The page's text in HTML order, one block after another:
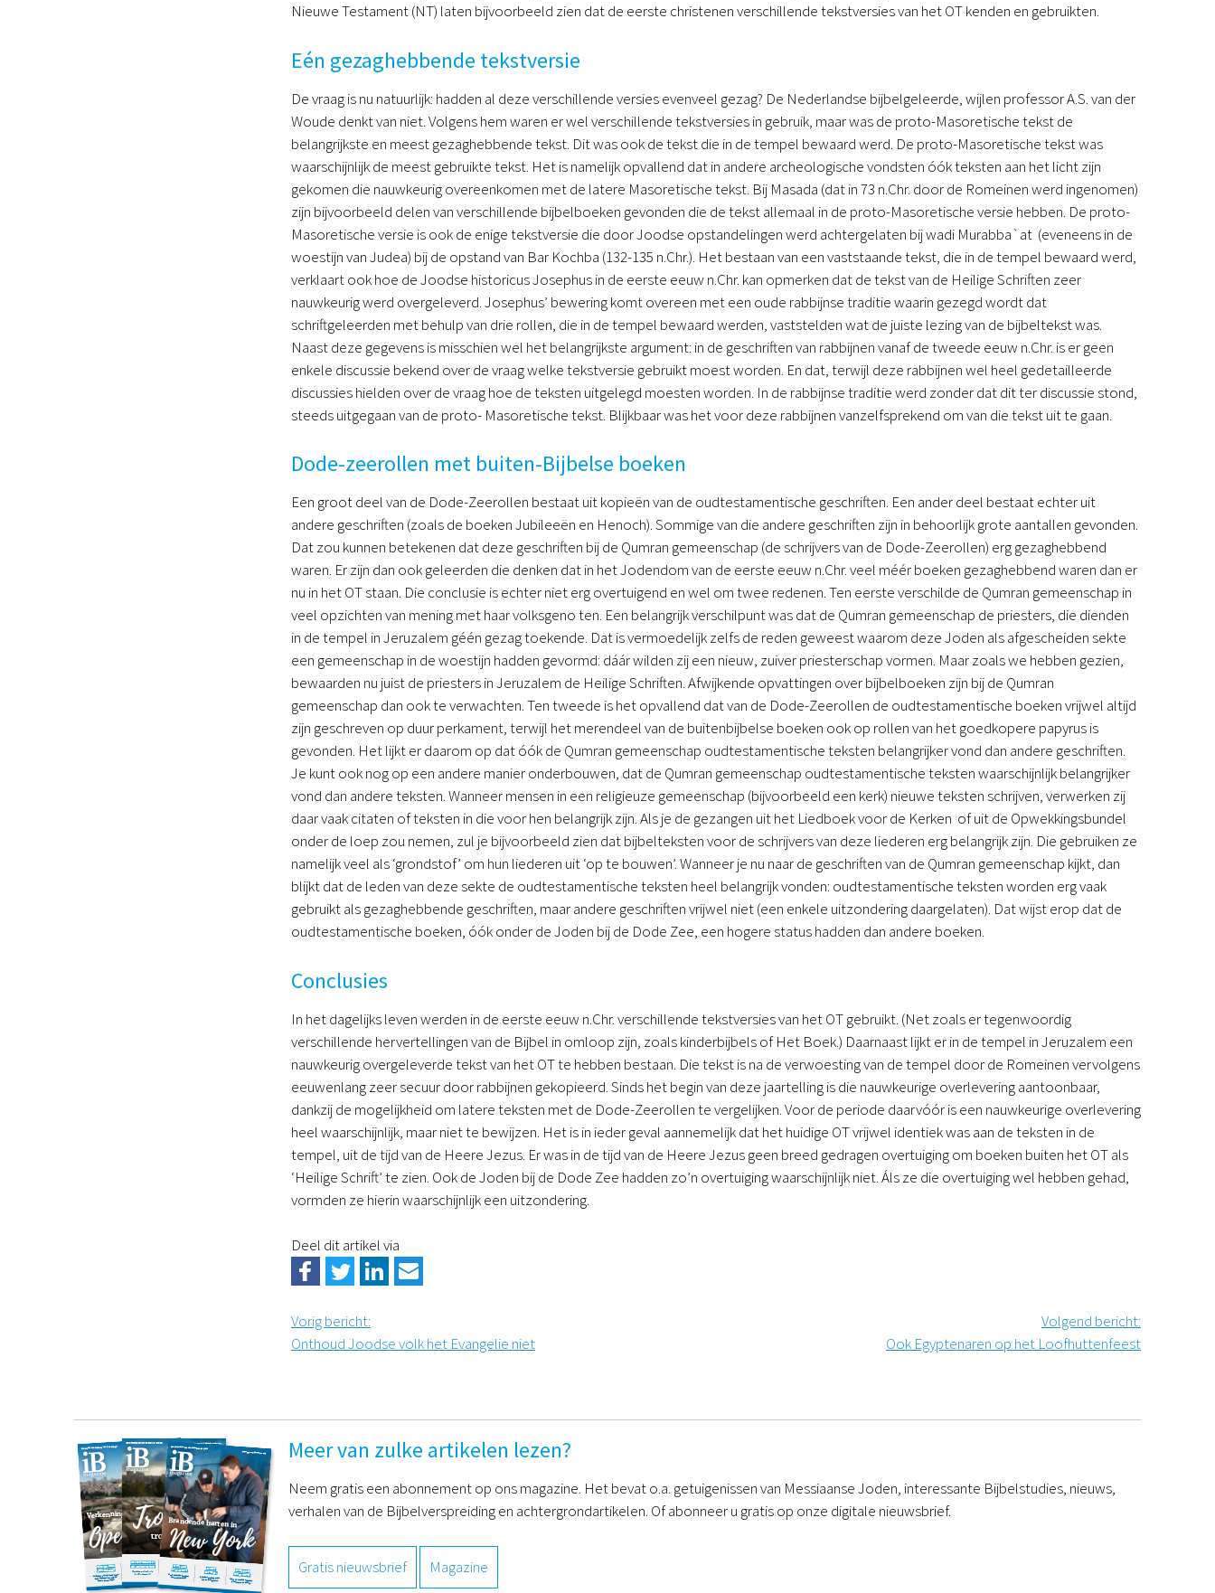
Nieuwe Testament (NT) laten bijvoorbeeld zien dat de eerste christenen verschillende tekstversies van het OT kenden en gebruikten.
Eén gezaghebbende tekstversie
De vraag is nu natuurlijk: hadden al deze verschillende versies evenveel gezag? De Nederlandse bijbelgeleerde, wijlen professor A.S. van der
Woude denkt van niet. Volgens hem waren er wel verschillende tekstversies in gebruik, maar was de proto-Masoretische tekst de
belangrijkste en meest gezaghebbende tekst. Dit was ook de tekst die in de tempel bewaard werd. De proto-Masoretische tekst was
waarschijnlijk de meest gebruikte tekst. Het is namelijk opvallend dat in andere archeologische vondsten óók teksten aan het licht zijn
gekomen die nauwkeurig overeenkomen met de latere Masoretische tekst. Bij Masada (dat in 73 n.Chr. door de Romeinen werd ingenomen)
zijn bijvoorbeeld delen van verschillende bijbelboeken gevonden die de tekst allemaal in de proto-Masoretische versie hebben. De proto-
Masoretische versie is ook de enige tekstversie die door Joodse opstandelingen werd achtergelaten bij wadi Murabba`at (eveneens in de
woestijn van Judea) bij de opstand van Bar Kochba (132-135 n.Chr.). Het bestaan van een vaststaande tekst, die in de tempel bewaard werd,
verklaart ook hoe de Joodse historicus Josephus in de eerste eeuw n.Chr. kan opmerken dat de tekst van de Heilige Schriften zeer
nauwkeurig werd overgeleverd. Josephus’ bewering komt overeen met een oude rabbijnse traditie waarin gezegd wordt dat
schriftgeleerden met behulp van drie rollen, die in de tempel bewaard werden, vaststelden wat de juiste lezing van de bijbeltekst was.
Naast deze gegevens is misschien wel het belangrijkste argument: in de geschriften van rabbijnen vanaf de tweede eeuw n.Chr. is er geen
enkele discussie bekend over de vraag welke tekstversie gebruikt moest worden. En dat, terwijl deze rabbijnen wel heel gedetailleerde
discussies hielden over de vraag hoe de teksten uitgelegd moesten worden. In de rabbijnse traditie werd zonder dat dit ter discussie stond,
steeds uitgegaan van de proto- Masoretische tekst. Blijkbaar was het voor deze rabbijnen vanzelfsprekend om van die tekst uit te gaan.
Dode-zeerollen met buiten-Bijbelse boeken
Een groot deel van de Dode-Zeerollen bestaat uit kopieën van de oudtestamentische geschriften. Een ander deel bestaat echter uit
andere geschriften (zoals de boeken Jubileeën en Henoch). Sommige van die andere geschriften zijn in behoorlijk grote aantallen gevonden.
Dat zou kunnen betekenen dat deze geschriften bij de Qumran gemeenschap (de schrijvers van de Dode-Zeerollen) erg gezaghebbend
waren. Er zijn dan ook geleerden die denken dat in het Jodendom van de eerste eeuw n.Chr. veel méér boeken gezaghebbend waren dan er
nu in het OT staan. Die conclusie is echter niet erg overtuigend en wel om twee redenen. Ten eerste verschilde de Qumran gemeenschap in
veel opzichten van mening met haar volksgeno ten. Een belangrijk verschilpunt was dat de Qumran gemeenschap de priesters, die dienden
in de tempel in Jeruzalem géén gezag toekende. Dat is vermoedelijk zelfs de reden geweest waarom deze Joden als afgescheiden sekte
een gemeenschap in de woestijn hadden gevormd: dáár wilden zij een nieuw, zuiver priesterschap vormen. Maar zoals we hebben gezien,
bewaarden nu juist de priesters in Jeruzalem de Heilige Schriften. Afwijkende opvattingen over bijbelboeken zijn bij de Qumran
gemeenschap dan ook te verwachten. Ten tweede is het opvallend dat van de Dode-Zeerollen de oudtestamentische boeken vrijwel altijd
zijn geschreven op duur perkament, terwijl het merendeel van de buitenbijbelse boeken ook op rollen van het goedkopere papyrus is
gevonden. Het lijkt er daarom op dat óók de Qumran gemeenschap oudtestamentische teksten belangrijker vond dan andere geschriften.
Je kunt ook nog op een andere manier onderbouwen, dat de Qumran gemeenschap oudtestamentische teksten waarschijnlijk belangrijker
vond dan andere teksten. Wanneer mensen in een religieuze gemeenschap (bijvoorbeeld een kerk) nieuwe teksten schrijven, verwerken zij
daar vaak citaten of teksten in die voor hen belangrijk zijn. Als je de gezangen uit het Liedboek voor de Kerken of uit de Opwekkingsbundel
onder de loep zou nemen, zul je bijvoorbeeld zien dat bijbelteksten voor de schrijvers van deze liederen erg belangrijk zijn. Die gebruiken ze
namelijk veel als ‘grondstof’ om hun liederen uit ‘op te bouwen’. Wanneer je nu naar de geschriften van de Qumran gemeenschap kijkt, dan
blijkt dat de leden van deze sekte de oudtestamentische teksten heel belangrijk vonden: oudtestamentische teksten worden erg vaak
gebruikt als gezaghebbende geschriften, maar andere geschriften vrijwel niet (een enkele uitzondering daargelaten). Dat wijst erop dat de
oudtestamentische boeken, óók onder de Joden bij de Dode Zee, een hogere status hadden dan andere boeken.
Conclusies
In het dagelijks leven werden in de eerste eeuw n.Chr. verschillende tekstversies van het OT gebruikt. (Net zoals er tegenwoordig
verschillende hervertellingen van de Bijbel in omloop zijn, zoals kinderbijbels of Het Boek.) Daarnaast lijkt er in de tempel in Jeruzalem een
nauwkeurig overgeleverde tekst van het OT te hebben bestaan. Die tekst is na de verwoesting van de tempel door de Romeinen vervolgens
eeuwenlang zeer secuur door rabbijnen gekopieerd. Sinds het begin van deze jaartelling is die nauwkeurige overlevering aantoonbaar,
dankzij de mogelijkheid om latere teksten met de Dode-Zeerollen te vergelijken. Voor de periode daarvóór is een nauwkeurige overlevering
heel waarschijnlijk, maar niet te bewijzen. Het is in ieder geval aannemelijk dat het huidige OT vrijwel identiek was aan de teksten in de
tempel, uit de tijd van de Heere Jezus. Er was in de tijd van de Heere Jezus geen breed gedragen overtuiging om boeken buiten het OT als
‘Heilige Schrift’ te zien. Ook de Joden bij de Dode Zee hadden zo’n overtuiging waarschijnlijk niet. Áls ze die overtuiging wel hebben gehad,
vormden ze hierin waarschijnlijk een uitzondering.
Deel dit artikel via
Vorig bericht:
Onthoud Joodse volk het Evangelie niet
Volgend bericht:
Ook Egyptenaren op het Loofhuttenfeest
Meer van zulke artikelen lezen?
Neem gratis een abonnement op ons magazine. Het bevat o.a. getuigenissen van Messiaanse Joden, interessante Bijbelstudies, nieuws,
verhalen van de Bijbelverspreiding en achtergrondartikelen. Of abonneer u gratis op onze digitale nieuwsbrief.
Gratis nieuwsbrief Magazine